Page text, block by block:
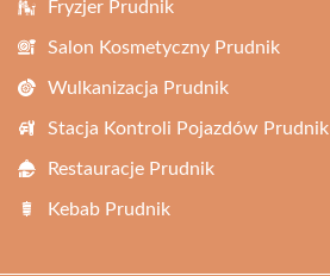
Fryzjer Prudnik
Salon Kosmetyczny Prudnik
Wulkanizacja Prudnik
Stacja Kontroli Pojazdów Prudnik
Restauracje Prudnik
Kebab Prudnik